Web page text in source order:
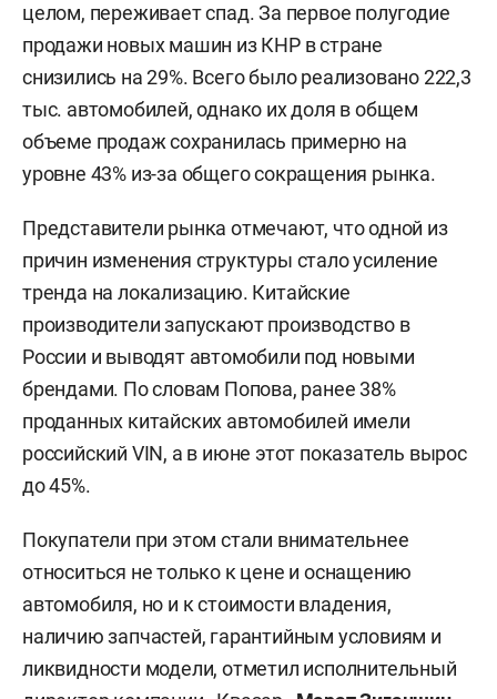
целом, переживает спад. За первое полугодие
продажи новых машин из КНР в стране
снизились на 29%. Всего было реализовано 222,3
тыс. автомобилей, однако их доля в общем
объеме продаж сохранилась примерно на
уровне 43% из-за общего сокращения рынка.
Представители рынка отмечают, что одной из
причин изменения структуры стало усиление
тренда на локализацию. Китайские
производители запускают производство в
России и выводят автомобили под новыми
брендами. По словам Попова, ранее 38%
проданных китайских автомобилей имели
российский VIN, а в июне этот показатель вырос
до 45%.
Покупатели при этом стали внимательнее
относиться не только к цене и оснащению
автомобиля, но и к стоимости владения,
наличию запчастей, гарантийным условиям и
ликвидности модели, отметил исполнительный